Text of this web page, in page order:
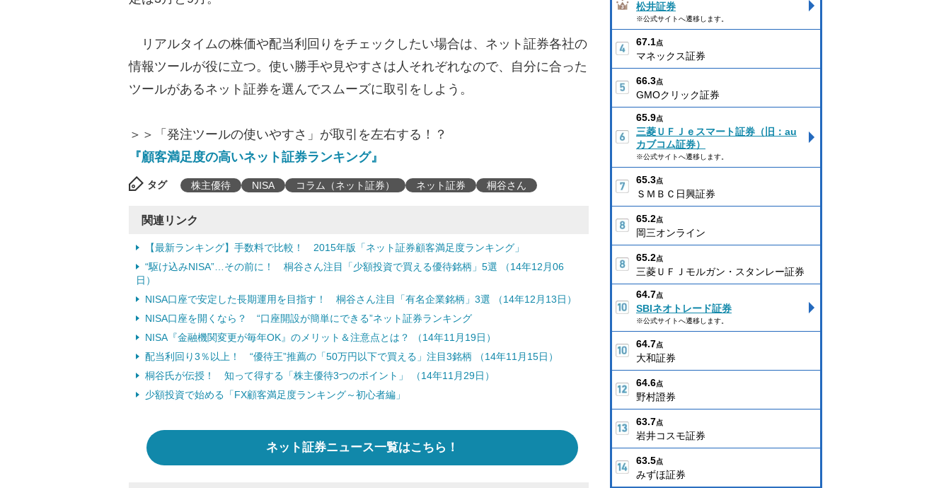
リアルタイムの株価や配当利回りをチェックしたい場合は、ネット証券各社の
情報ツールが役に立つ。使い勝手や見やすさは人それぞれなので、自分に合った
ツールがあるネット証券を選んでスムーズに取引をしよう。
＞＞「発注ツールの使いやすさ」が取引を左右する！？
『顧客満足度の高いネット証券ランキング』
タグ 株主優待 NISA コラム（ネット証券） ネット証券 桐谷さん
関連リンク
【最新ランキング】手数料で比較！ 2015年版「ネット証券顧客満足度ランキング」
“駆け込みNISA”…その前に！ 桐谷さん注目「少額投資で買える優待銘柄」5選 （14年12月06
日）
NISA口座で安定した長期運用を目指す！ 桐谷さん注目「有名企業銘柄」3選 （14年12月13日）
NISA口座を開くなら？ “口座開設が簡単にできる”ネット証券ランキング
NISA『金融機関変更が毎年OK』のメリット＆注意点とは？ （14年11月19日）
配当利回り3％以上！ “優待王”推薦の「50万円以下で買える」注目3銘柄 （14年11月15日）
桐谷氏が伝授！ 知って得する「株主優待3つのポイント」 （14年11月29日）
少額投資で始める「FX顧客満足度ランキング～初心者編」
ネット証券ニュース一覧はこちら！
松井証券
※公式サイトへ遷移します。
67.1点
マネックス証券
66.3点
GMOクリック証券
65.9点
三菱ＵＦＪｅスマート証券（旧：au
カブコム証券）
※公式サイトへ遷移します。
65.3点
ＳＭＢＣ日興証券
65.2点
岡三オンライン
65.2点
三菱ＵＦＪモルガン・スタンレー証券
64.7点
SBIネオトレード証券
※公式サイトへ遷移します。
64.7点
大和証券
64.6点
野村證券
63.7点
岩井コスモ証券
63.5点
みずほ証券